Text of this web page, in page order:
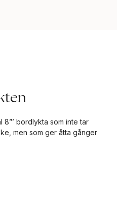
bordlykta som inte tar
men som ger åtta gånger